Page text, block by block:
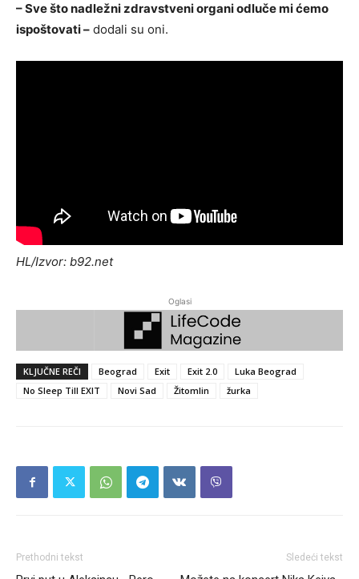
– Sve što nadležni zdravstveni organi odluče mi ćemo
ispoštovati – dodali su oni.
HL/Izvor: b92.net
Oglasi
KLJUČNE REČI Beograd Exit Exit 2.0
Luka Beograd
No Sleep Till EXIT
Novi Sad Žitomlin žurka
Prethodni tekst Sledeći tekst